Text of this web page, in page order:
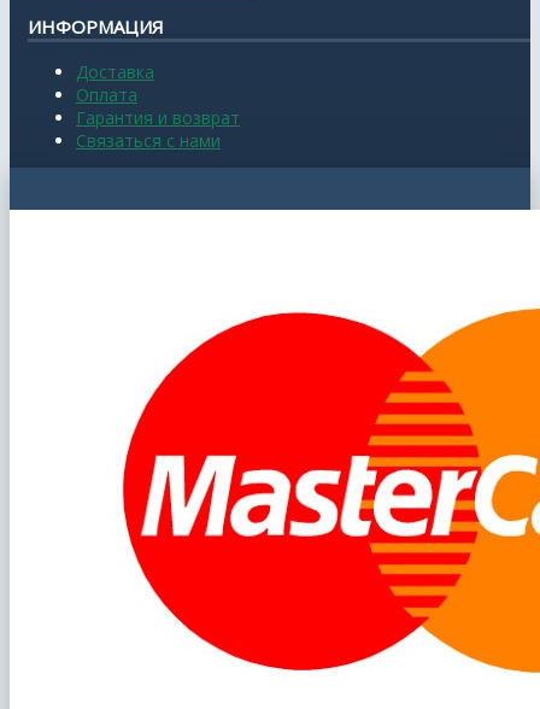
ИНФОРМАЦИЯ
Доставка
Оплата
Гарантия и возврат
Связаться с нами